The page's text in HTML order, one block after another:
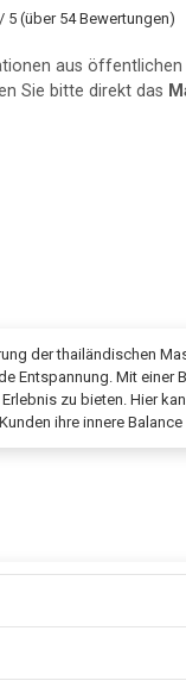
5 (über 54 Bewertungen)
aus öffentlichen
Sie bitte direkt das
der thailändischen
Mit einer
zu bieten. Hier
ihre innere